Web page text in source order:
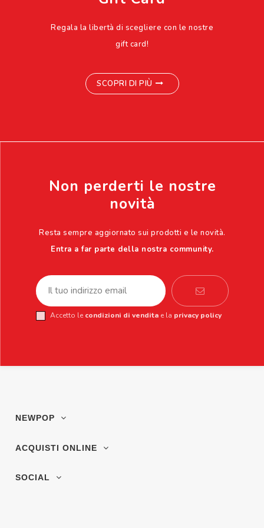
Regala la libertà di scegliere con le nostre
gift card!
SCOPRI DI PIÙ
Non perderti le nostre
novità
Resta sempre aggiornato sui prodotti e le novità.
Entra a far parte della nostra community.
Accetto le condizioni di venditae la privacy policy
NEWPOP
ACQUISTI ONLINE
SOCIAL